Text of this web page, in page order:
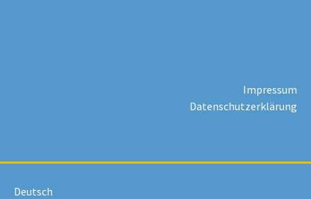
Impressum
Datenschutzerklärung
Deutsch